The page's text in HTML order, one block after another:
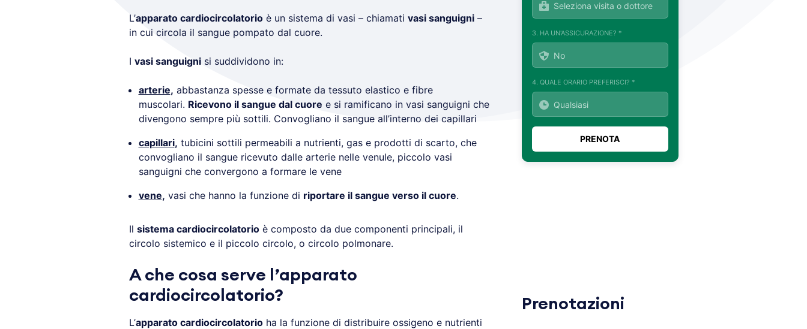
L’apparato cardiocircolatorioè un sistema di vasi – chiamati vasi sanguigni–
in cui circola il sangue pompato dal cuore.
I vasi sanguignisi suddividono in:
arterie, abbastanza spesse e formate da tessuto elastico e fibre
muscolari. Ricevono il sangue dal cuore e si ramificano in vasi sanguigni che
divengono sempre più sottili. Convogliano il sangue all’interno dei capillari
capillari, tubicini sottili permeabili a nutrienti, gas e prodotti di scarto, che
convogliano il sangue ricevuto dalle arterie nelle venule, piccolo vasi
sanguigni che convergono a formare le vene
vene, vasi che hanno la funzione di riportare il sangue verso il cuore.
Il sistema cardiocircolatorioè composto da due componenti principali, il
circolo sistemico e il piccolo circolo, o circolo polmonare.
A che cosa serve l’apparato
cardiocircolatorio?
L’apparato cardiocircolatorioha la funzione di distribuire ossigeno e nutrienti
3. HA UN'ASSICURAZIONE? *
4. QUALE ORARIO PREFERISCI? *
Prenotazioni